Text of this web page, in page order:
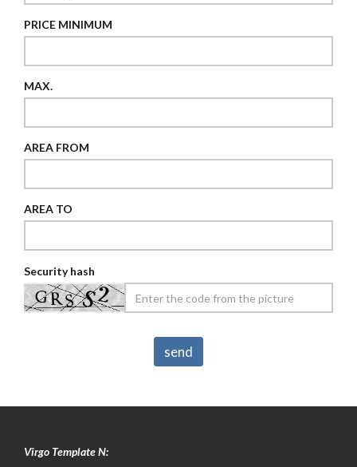
PRICE MINIMUM
MAX.
AREA FROM
AREA TO
Security hash
Virgo Template N: